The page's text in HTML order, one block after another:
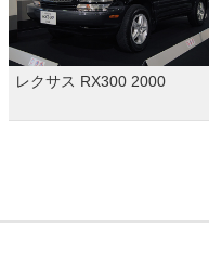
レクサス RX300 2000